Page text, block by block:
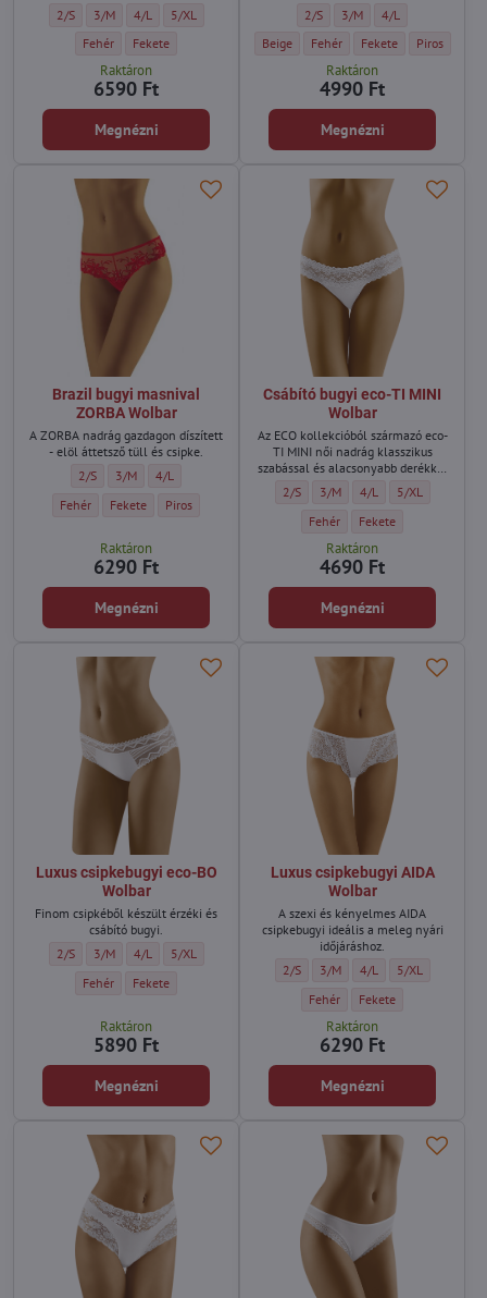
Virágos bugyi eco-SU MINI Wolbar - Méret:
2/S Virágos bugyi eco-SU MINI Wolbar - Méret:
3/M Virágos bugyi eco-SU MINI Wolbar - Méret:
4/L Virágos bugyi eco-SU MINI Wolbar - Méret:
5/XL
Virágos bugyi eco-SU MINI Wolbar - Szín:
Fehér Virágos bugyi eco-SU MINI Wolbar - Szín:
Fekete
Raktáron
6590 Ft
Megnézni
Brazil bugyi KARIOKA Wolbar -
2/S Brazil bugyi KARIOKA
3/M Brazil bugyi
4/L
Brazil bugyi KARIOKA Wolbar - Szín:
Beige Brazil bugyi KARIOKA Wolbar -
Fehér Brazil bugyi KARIOKA
Fekete Brazil bugyi
Piros
Raktáron
4990 Ft
Megnézni
Brazil bugyi masnival
ZORBA Wolbar
A ZORBA nadrág gazdagon díszített
- elöl áttetsző tüll és csipke.
Brazil bugyi masnival ZORBA Wolbar - Méret:
2/S Brazil bugyi masnival ZORBA Wolbar - Méret:
3/M Brazil bugyi masnival ZORBA Wolbar - Méret:
4/L
Brazil bugyi masnival ZORBA Wolbar - Szín:
Fehér Brazil bugyi masnival ZORBA Wolbar - Szín:
Fekete Brazil bugyi masnival ZORBA Wolbar - Szín:
Piros
Raktáron
6290 Ft
Megnézni
Csábító bugyi eco-TI MINI
Wolbar
Az ECO kollekcióból származó eco-
TI MINI női nadrág klasszikus
szabással és alacsonyabb derékkal
rendelkezik.
Csábító bugyi eco-TI MINI Wolbar -
2/S Csábító bugyi eco-TI MINI
3/M Csábító bugyi eco-TI
4/L Csábító bugyi
5/XL
Csábító bugyi eco-TI MINI
Fehér Csábító bugyi eco-TI
Fekete
Raktáron
4690 Ft
Megnézni
Luxus csipkebugyi eco-BO
Wolbar
Finom csipkéből készült érzéki és
csábító bugyi.
Luxus csipkebugyi eco-BO Wolbar - Méret:
2/S Luxus csipkebugyi eco-BO Wolbar - Méret:
3/M Luxus csipkebugyi eco-BO Wolbar - Méret:
4/L Luxus csipkebugyi eco-BO Wolbar - Méret:
5/XL
Luxus csipkebugyi eco-BO Wolbar - Szín:
Fehér Luxus csipkebugyi eco-BO Wolbar - Szín:
Fekete
Raktáron
5890 Ft
Megnézni
Luxus csipkebugyi AIDA
Wolbar
A szexi és kényelmes AIDA
csipkebugyi ideális a meleg nyári
időjáráshoz.
Luxus csipkebugyi AIDA Wolbar -
2/S Luxus csipkebugyi AIDA
3/M Luxus csipkebugyi
4/L Luxus
5/XL
Luxus csipkebugyi AIDA Wolbar -
Fehér Luxus csipkebugyi
Fekete
Raktáron
6290 Ft
Megnézni